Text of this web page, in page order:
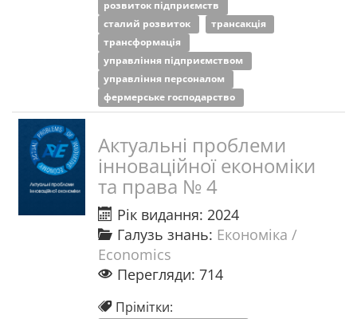
розвиток підприємств
сталий розвиток
трансакція
трансформація
управління підприємством
управління персоналом
фермерське господарство
Актуальні проблеми
інноваційної економіки
та права № 4
Рік видання: 2024
Галузь знань: Економіка /
Economics
Перегляди: 714
Прімітки: